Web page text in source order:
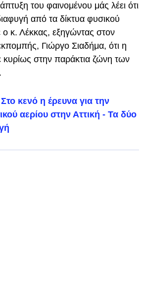
του φαινομένου μάς λέει ότι
από τα δίκτυα φυσικού
ο κ. Λέκκας, εξηγώντας στον
Γιώργο Σιαδήμα, ότι η
κυρίως στην παράκτια ζώνη των
Στο κενό η έρευνα για την
αερίου στην Αττική - Τα δύο